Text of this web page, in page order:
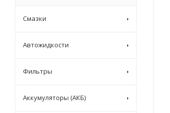
Смазки
Автожидкости
Фильтры
Аккумуляторы (АКБ)